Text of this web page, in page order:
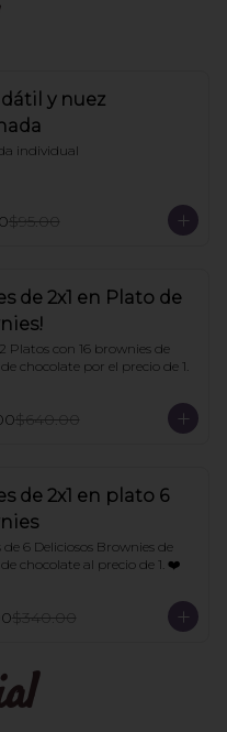
y nuez
individual
$95.00
de 2x1 en Plato de
Platos con 16 brownies de
chocolate por el precio de 1.
$640.00
de 2x1 en plato 6
de 6 Deliciosos Brownies de
chocolate al precio de 1. ❤️
$340.00